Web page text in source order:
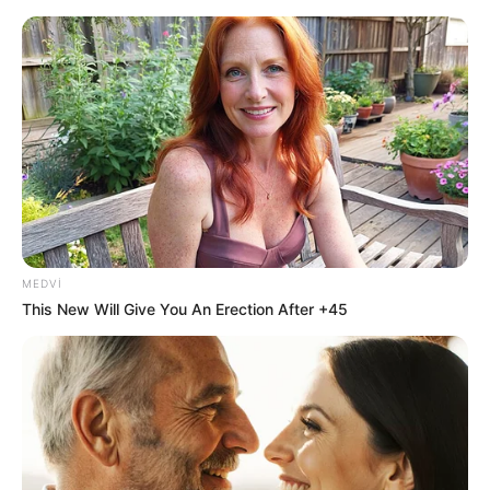
Yeni təyin olunan müavin KİMDİR?
—FOTO
Rövşən Muradov qəfil vəfat edib
MEDVI
This New Will Give You An Erection After +45